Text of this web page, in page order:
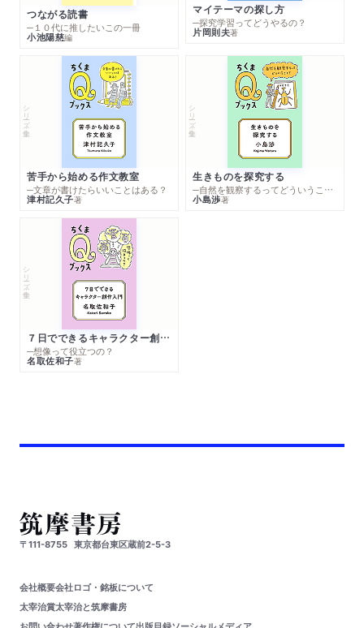
つながる読書
─１０代に推したいこの一冊
小池陽慈編
マイテーマの探し方
─探究学習ってどうやるの？
片岡則夫著
シリーズ・全集
苦手から始める作文教室
─文章が書けたらいいことはある？
津村記久子著
シリーズ・全集
生きものを探究する
─自然を観察するってどういうこと？
小島渉著
シリーズ・全集
７日でできるキャラクター創作入門
─想像って役立つの？
名取佐和子著
〒111-8755 東京都台東区蔵前2-5-3
会社概要会社ロゴ・銘板について
太宰治賞太宰治と筑摩書房